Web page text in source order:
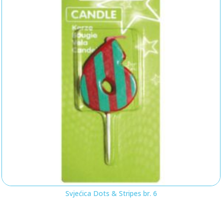
Svjećica Dots & Stripes br. 6